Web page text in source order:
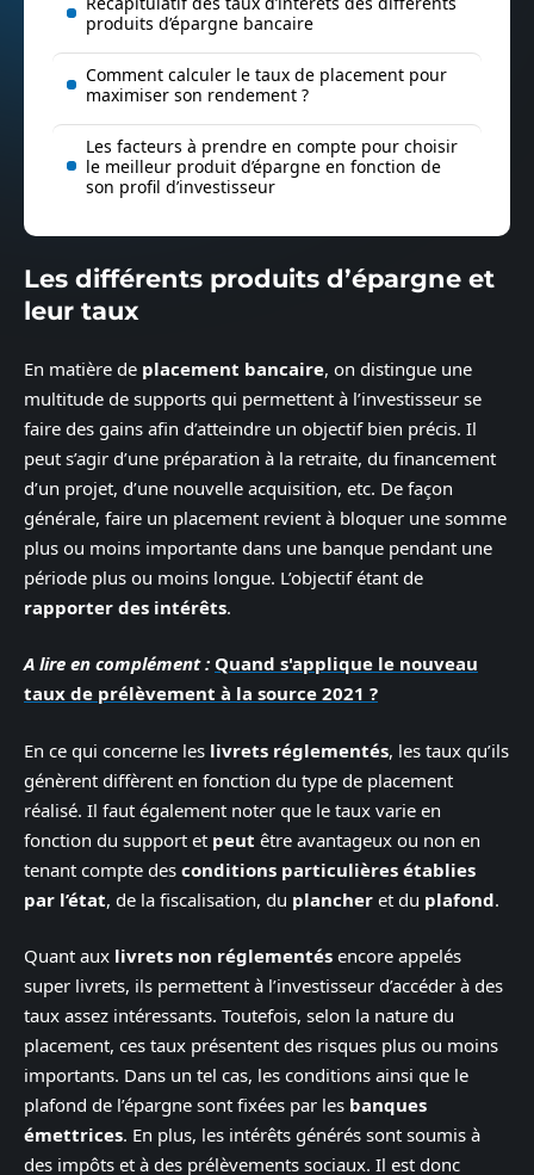
produits d’épargne bancaire
Comment calculer le taux de placement pour
maximiser son rendement ?
Les facteurs à prendre en compte pour choisir
le meilleur produit d’épargne en fonction de
son profil d’investisseur
Les différents produits d’épargne et
leur taux
En matière de placement bancaire, on distingue une
multitude de supports qui permettent à l’investisseur se
faire des gains afin d’atteindre un objectif bien précis. Il
peut s’agir d’une préparation à la retraite, du financement
d’un projet, d’une nouvelle acquisition, etc. De façon
générale, faire un placement revient à bloquer une somme
plus ou moins importante dans une banque pendant une
période plus ou moins longue. L’objectif étant de
rapporter des intérêts.
A lire en complément : Quand s'applique le nouveau
taux de prélèvement à la source 2021 ?
En ce qui concerne les livrets réglementés, les taux qu’ils
génèrent diffèrent en fonction du type de placement
réalisé. Il faut également noter que le taux varie en
fonction du support et peut être avantageux ou non en
tenant compte des conditions particulières établies
par l’état, de la fiscalisation, du plancher et du plafond.
Quant aux livrets non réglementés encore appelés
super livrets, ils permettent à l’investisseur d’accéder à des
taux assez intéressants. Toutefois, selon la nature du
placement, ces taux présentent des risques plus ou moins
importants. Dans un tel cas, les conditions ainsi que le
plafond de l’épargne sont fixées par les banques
émettrices. En plus, les intérêts générés sont soumis à
des impôts et à des prélèvements sociaux. Il est donc